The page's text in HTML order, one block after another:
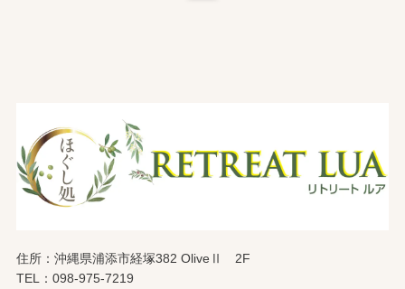
住所：沖縄県浦添市経塚382 OliveⅡ 2F
TEL：098-975-7219